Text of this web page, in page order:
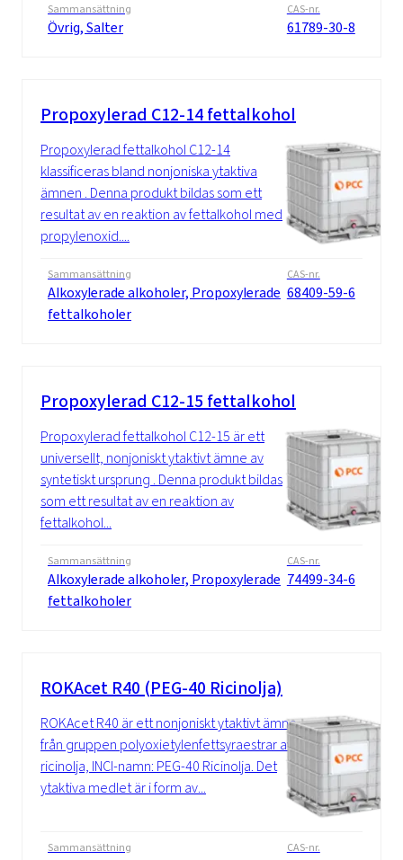
Sammansättning
Övrig, Salter
CAS-nr.
61789-30-8
Propoxylerad C12-14 fettalkohol
Propoxylerad fettalkohol C12-14
klassificeras bland nonjoniska ytaktiva
ämnen . Denna produkt bildas som ett
resultat av en reaktion av fettalkohol med
propylenoxid....
Sammansättning
Alkoxylerade alkoholer, Propoxylerade
fettalkoholer
CAS-nr.
68409-59-6
Propoxylerad C12-15 fettalkohol
Propoxylerad fettalkohol C12-15 är ett
universellt, nonjoniskt ytaktivt ämne av
syntetiskt ursprung . Denna produkt bildas
som ett resultat av en reaktion av
fettalkohol...
Sammansättning
Alkoxylerade alkoholer, Propoxylerade
fettalkoholer
CAS-nr.
74499-34-6
ROKAcet R40 (PEG-40 Ricinolja)
ROKAcet R40 är ett nonjoniskt ytaktivt ämne
från gruppen polyoxietylenfettsyraestrar av
ricinolja, INCI-namn: PEG-40 Ricinolja. Det
ytaktiva medlet är i form av...
Sammansättning CAS-nr.